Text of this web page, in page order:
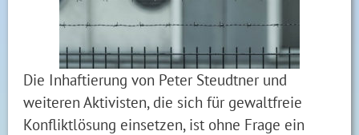
Die Inhaftierung von Peter Steudtner und
weiteren Aktivisten, die sich für gewaltfreie
Konfliktlösung einsetzen, ist ohne Frage ein